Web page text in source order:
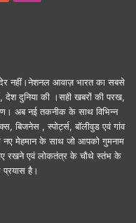
नहीं।नेशनल आवाज़ भारत का सबसे
देश दुनिया की ।सही खबरों की परख,
अब नई तकनीक के साथ विभिन्न
बिजनेस , स्पोर्ट्स, बॉलीवुड एवं गांव
नए मेहमान के साथ जो आपको गुमनाम
रखने एवं लोकतंत्र के चौथे स्तंभ के
है।